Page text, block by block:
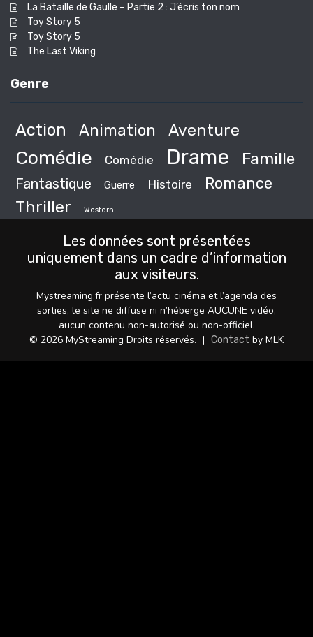
La Bataille de Gaulle – Partie 2 : J’écris ton nom
Toy Story 5
Toy Story 5
The Last Viking
Genre
Action Animation Aventure
Comédie Comédie Drame Famille
Fantastique Guerre Histoire Romance
Thriller Western
Les données sont présentées
uniquement dans un cadre d’information
aux visiteurs.
Mystreaming.fr présente l’actu cinéma et l’agenda des
sorties, le site ne diffuse ni n’héberge AUCUNE vidéo,
aucun contenu non-autorisé ou non-officiel.
© 2026 MyStreaming Droits réservés. | Contact by MLK